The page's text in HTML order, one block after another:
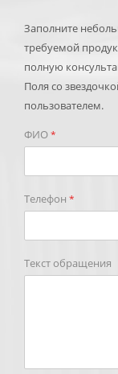
Заполните
требуемой
полную
Поля со
пользователем.
ФИО*
Телефон *
Текст обращения